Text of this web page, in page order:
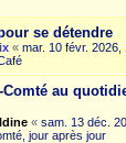
se détendre
« mar. 10 févr. 2026,
au
« sam. 13 déc.
jour après jour